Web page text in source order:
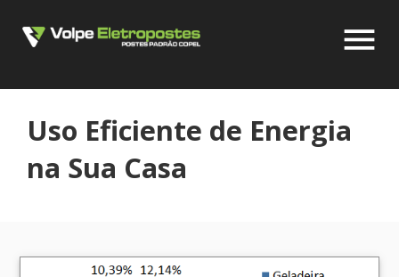
menu
Uso Eficiente de Energia
na Sua Casa